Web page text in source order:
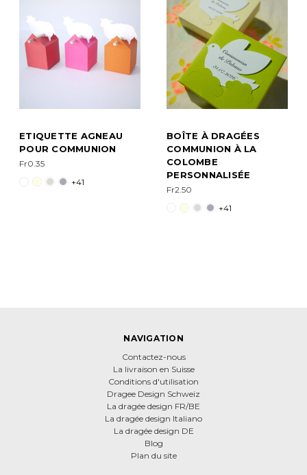
ETIQUETTE AGNEAU
POUR COMMUNION
Fr0.35
+41
BOÎTE À DRAGÉES
COMMUNION À LA
COLOMBE
PERSONNALISÉE
Fr2.50
+41
NAVIGATION
Contactez-nous
La livraison en Suisse
Conditions d'utilisation
Dragee Design Schweiz
La dragée design FR/BE
La dragée design Italiano
La dragée design DE
Blog
Plan du site